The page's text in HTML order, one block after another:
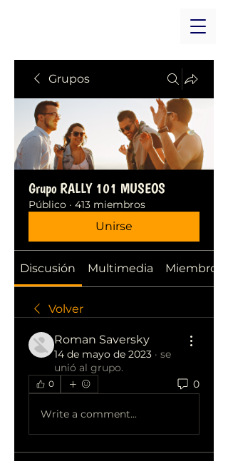
Grupos
Grupo RALLY 101 MUSEOS
Público · 413 miembros
Unirse
Discusión Multimedia Miembros
Volver
Roman Saversky
14 de mayo de 2023 · se
unió al grupo.
0 0
Write a comment...